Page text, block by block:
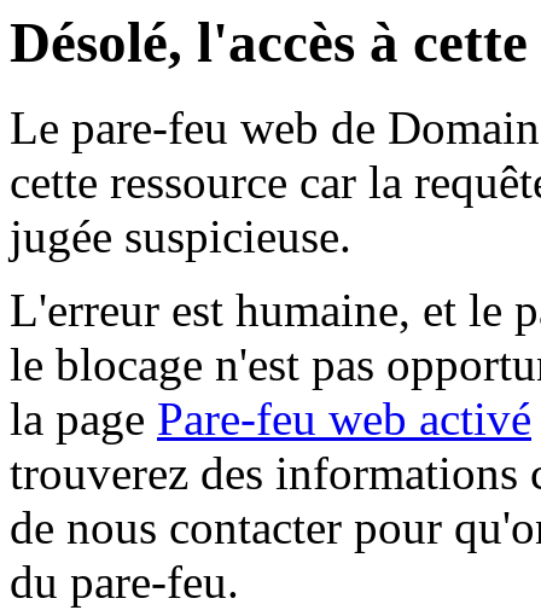
Désolé, l'accès à
Le pare-feu web de
cette ressource car la
jugée suspicieuse.
L'erreur est humaine, et le
le blocage n'est pas
la page Pare-feu web activé
trouverez des informations
de nous contacter pour
du pare-feu.